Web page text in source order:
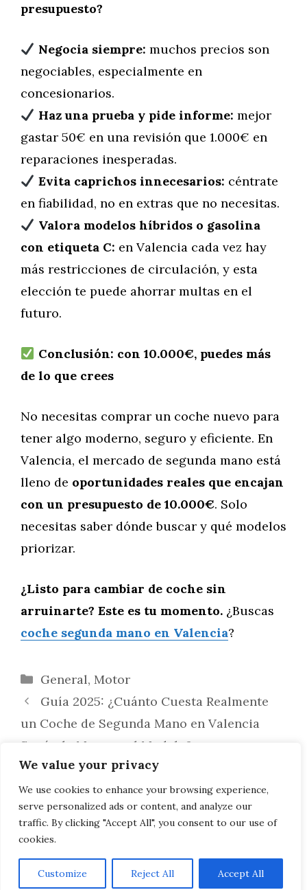
We value your privacy
We use cookies to enhance your browsing experience,
serve personalized ads or content, and analyze our
traffic. By clicking "Accept All", you consent to our use of
cookies.
Customize Reject All Accept All
presupuesto?
Negocia siempre: muchos precios son
negociables, especialmente en
concesionarios.
Haz una prueba y pide informe: mejor
gastar 50€ en una revisión que 1.000€ en
reparaciones inesperadas.
Evita caprichos innecesarios: céntrate
en fiabilidad, no en extras que no necesitas.
Valora modelos híbridos o gasolina
con etiqueta C: en Valencia cada vez hay
más restricciones de circulación, y esta
elección te puede ahorrar multas en el
futuro.
Conclusión: con 10.000€, puedes más
de lo que crees
No necesitas comprar un coche nuevo para
tener algo moderno, seguro y eficiente. En
Valencia, el mercado de segunda mano está
lleno de oportunidades reales que encajan
con un presupuesto de 10.000€. Solo
necesitas saber dónde buscar y qué modelos
priorizar.
¿Listo para cambiar de coche sin
arruinarte? Este es tu momento. ¿Buscas
coche segunda mano en Valencia?
Categorías
General, Motor
Guía 2025: ¿Cuánto Cuesta Realmente
un Coche de Segunda Mano en Valencia
Según la Marca y el Modelo?
Top 7 Coches de Segunda Mano Más
Económicos en Valencia (Y Que Sí Merecen
la Pena)
AVISO LEGAL, POLITICA DE PRIVACIDAD, COOKIES